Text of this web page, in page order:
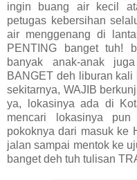
ingin buang air kecil
petugas kebersihan
air menggenang di
PENTING banget tuh!
banyak anak-anak
BANGET deh liburan
sekitarnya, WAJIB
ya, lokasinya ada di
mencari lokasinya
pokoknya dari masuk ke
jalan sampai mentok ke
banget deh tuh tulisan